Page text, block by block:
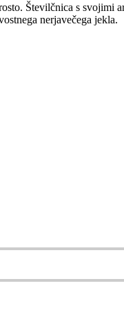
Številčnica s
nerjavečega jekla.